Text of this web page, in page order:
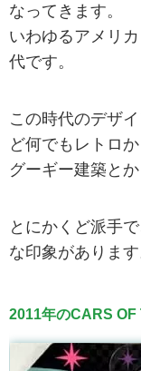
なってきます。
いわゆるアメリ
代です。
この時代のデザ
ど何でもレトロ
グーギー建築と
とにかくど派手
な印象があります
2011年のCARS